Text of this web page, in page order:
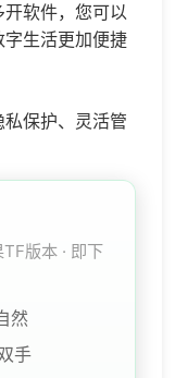
软件，您可以
生活更加便捷
保护、灵活管
版本 · 即下
然
手